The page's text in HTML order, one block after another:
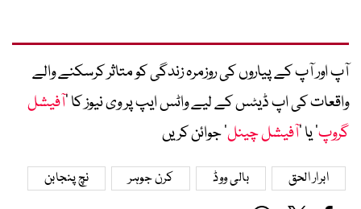
آپ اور آپ کے پیاروں کی روزمرہ زندگی کو متاثر کرسکنے والے
واقعات کی اپ ڈیٹس کے لیے واٹس ایپ پر وی نیوز کا ’آفیشل
گروپ‘ یا ’آفیشل چینل‘ جوائن کریں
ابرار الحق بالی ووڈ کرن جوہر نچ پنجابن